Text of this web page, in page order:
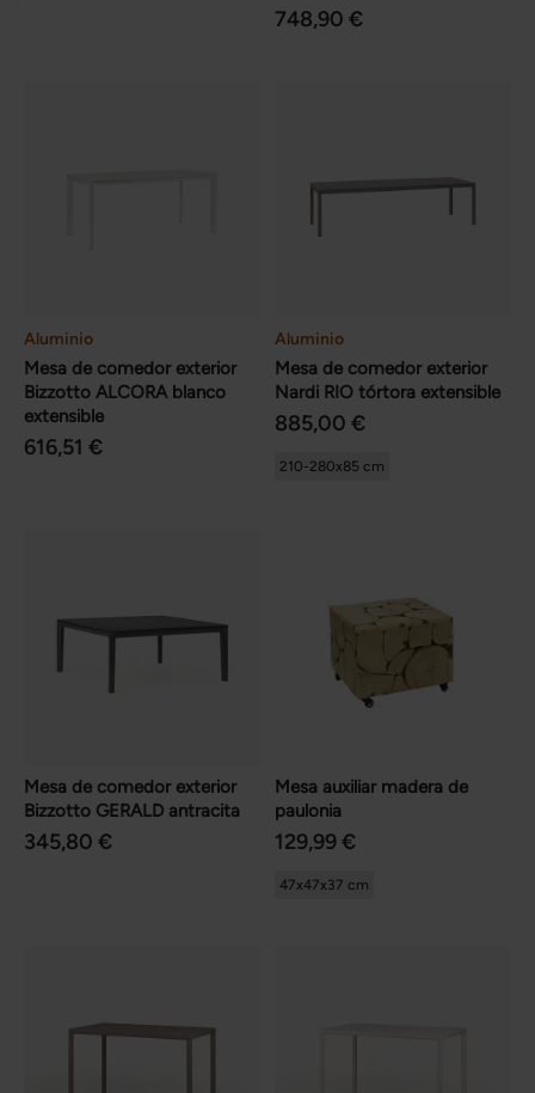
748,90 €
Aluminio
Mesa de comedor exterior
Bizzotto ALCORA blanco
extensible
616,51 €
Aluminio
Mesa de comedor exterior
Nardi RIO tórtora extensible
885,00 €
210-280x85 cm
Mesa de comedor exterior
Bizzotto GERALD antracita
345,80 €
Mesa auxiliar madera de
paulonia
129,99 €
47x47x37 cm